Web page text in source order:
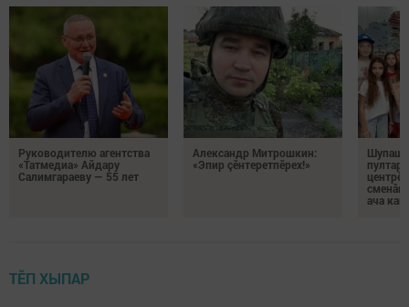
Руководителю агентства
«Татмедиа» Айдару
Салимгараеву — 55 лет
Александр Митрошкин:
«Эпир çӗнтеретпӗрех!»
ача
ТӖП ХЫПАР